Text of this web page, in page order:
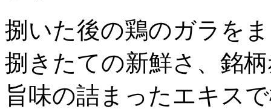
捌いた後の鶏のガラを
捌きたての新鮮さ、銘
旨味の詰まったエキス